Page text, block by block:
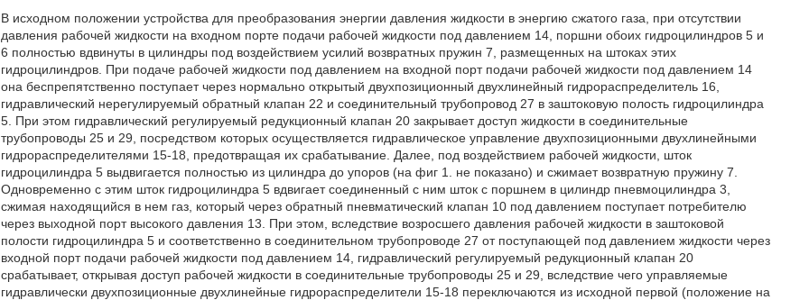
В исходном положении устройства для преобразования энергии давления жидкости в энергию сжатого газа, при отсутствии
давления рабочей жидкости на входном порте подачи рабочей жидкости под давлением 14, поршни обоих гидроцилиндров 5 и
6 полностью вдвинуты в цилиндры под воздействием усилий возвратных пружин 7, размещенных на штоках этих
гидроцилиндров. При подаче рабочей жидкости под давлением на входной порт подачи рабочей жидкости под давлением 14
она беспрепятственно поступает через нормально открытый двухпозиционный двухлинейный гидрораспределитель 16,
гидравлический нерегулируемый обратный клапан 22 и соединительный трубопровод 27 в заштоковую полость гидроцилиндра
5. При этом гидравлический регулируемый редукционный клапан 20 закрывает доступ жидкости в соединительные
трубопроводы 25 и 29, посредством которых осуществляется гидравлическое управление двухпозиционными двухлинейными
гидрораспределителями 15-18, предотвращая их срабатывание. Далее, под воздействием рабочей жидкости, шток
гидроцилиндра 5 выдвигается полностью из цилиндра до упоров (на фиг 1. не показано) и сжимает возвратную пружину 7.
Одновременно с этим шток гидроцилиндра 5 вдвигает соединенный с ним шток с поршнем в цилиндр пневмоцилиндра 3,
сжимая находящийся в нем газ, который через обратный пневматический клапан 10 под давлением поступает потребителю
через выходной порт высокого давления 13. При этом, вследствие возросшего давления рабочей жидкости в заштоковой
полости гидроцилиндра 5 и соответственно в соединительном трубопроводе 27 от поступающей под давлением жидкости через
входной порт подачи рабочей жидкости под давлением 14, гидравлический регулируемый редукционный клапан 20
срабатывает, открывая доступ рабочей жидкости в соединительные трубопроводы 25 и 29, вследствие чего управляемые
гидравлически двухпозиционные двухлинейные гидрораспределители 15-18 переключаются из исходной первой (положение на